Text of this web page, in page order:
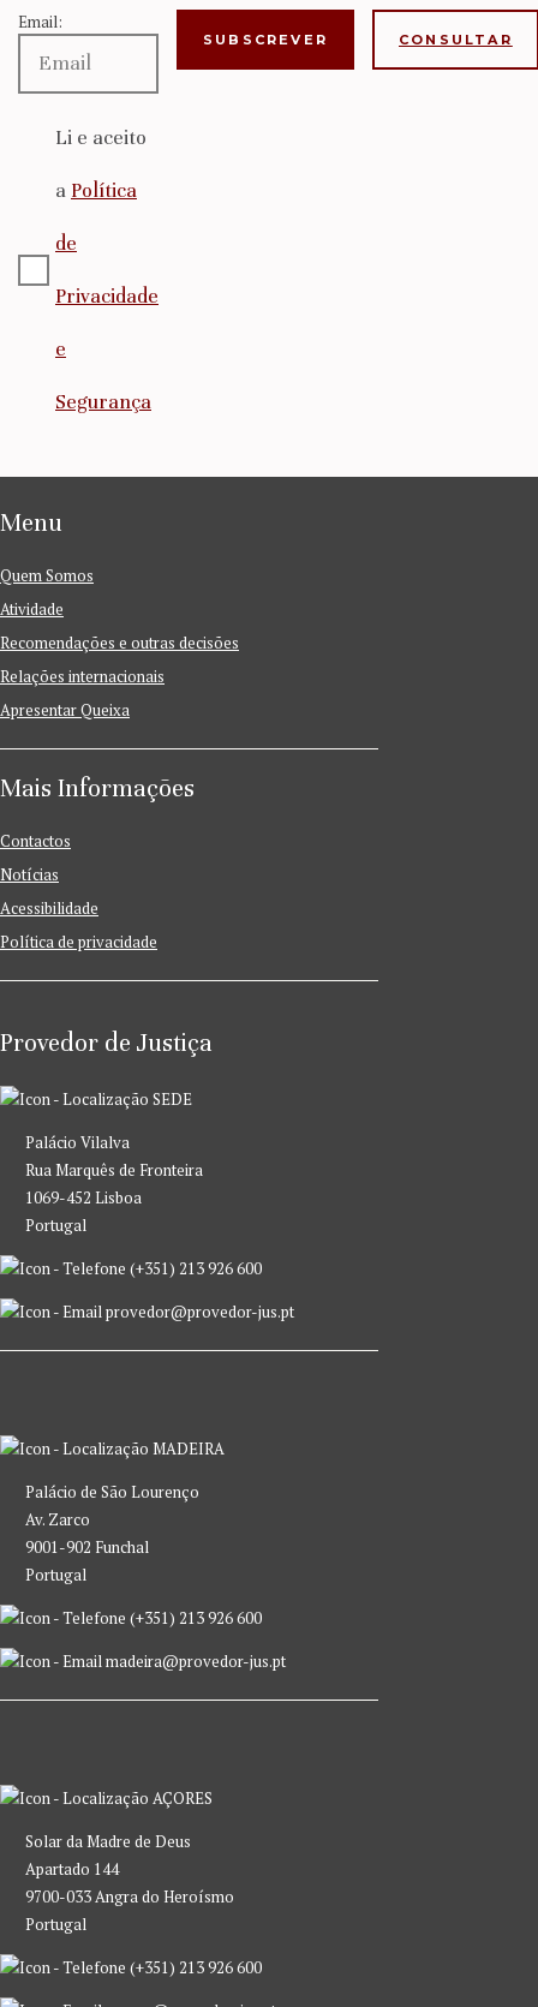
Email:
Li e aceito
a Política
de
Privacidade
e
Segurança
CONSULTAR
Menu
Quem Somos
Atividade
Recomendações e outras decisões
Relações internacionais
Apresentar Queixa
Mais Informações
Contactos
Notícias
Acessibilidade
Política de privacidade
Provedor de Justiça
SEDE
Palácio Vilalva
Rua Marquês de Fronteira
1069-452 Lisboa
Portugal
(+351) 213 926 600
provedor@provedor-jus.pt
MADEIRA
Palácio de São Lourenço
Av. Zarco
9001-902 Funchal
Portugal
(+351) 213 926 600
madeira@provedor-jus.pt
AÇORES
Solar da Madre de Deus
Apartado 144
9700-033 Angra do Heroísmo
Portugal
(+351) 213 926 600